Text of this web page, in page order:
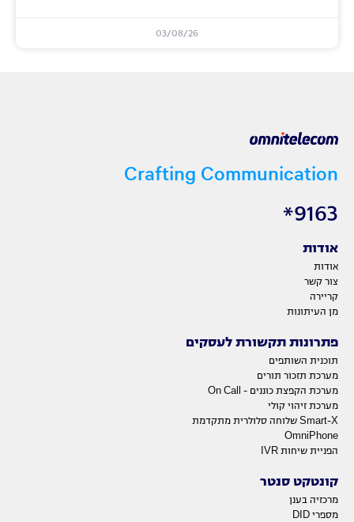
03/08/26
Crafting Communication
9163*
אודות
אודות
צור קשר
קריירה
מן העיתונות
פתרונות תקשורת לעסקים
תוכנית השותפים
מערכת תזכור תורים
מערכת הקפצת כוננים - On Call
מערכת זיהוי קולי
Smart-X שלוחה סלולרית מתקדמת
OmniPhone
הפניית שיחות IVR
קונטקט סנטר
מרכזיה בענן
מספרי DID